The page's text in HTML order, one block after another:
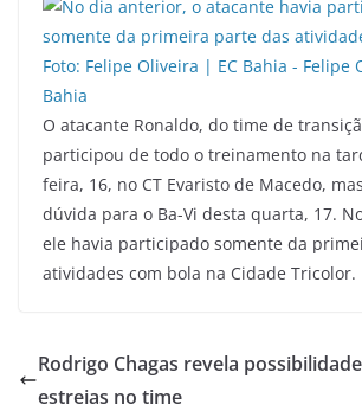
O atacante Ronaldo, do time de
participou de todo o treinamento na
feira, 16, no CT Evaristo de Macedo,
dúvida para o Ba-Vi desta quarta, 17.
ele havia participado somente da
atividades com bola na Cidade Tricolor.
Rodrigo Chagas revela
estreias no time